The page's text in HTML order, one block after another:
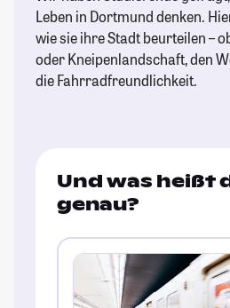
Leben in Dortmund denken.
wie sie ihre Stadt beurteilen –
oder Kneipenlandschaft, den
die Fahrradfreundlichkeit.
Und was heißt
genau?